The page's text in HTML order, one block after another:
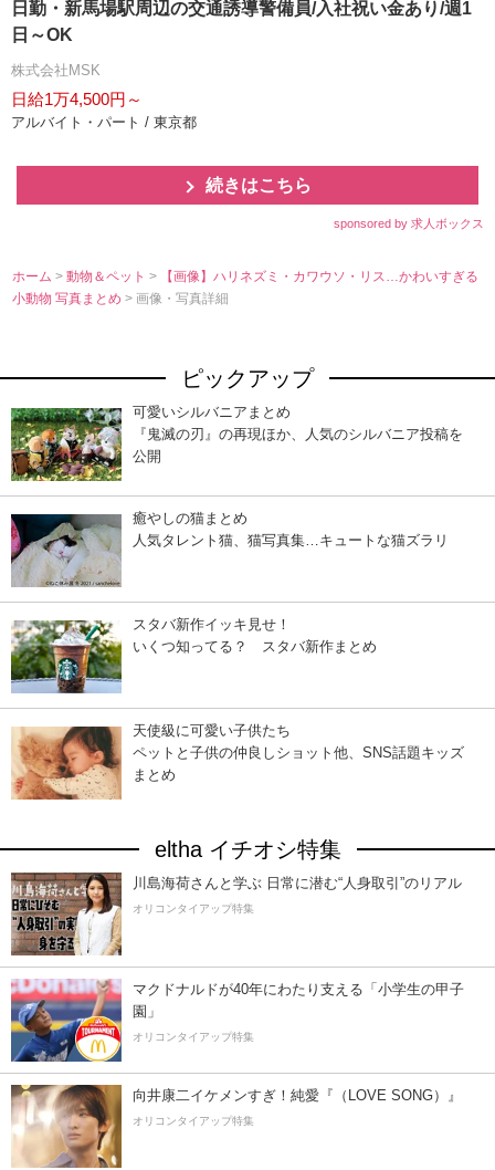
日勤・新馬場駅周辺の交通誘導警備員/入社祝い金あり/週1
日～OK
株式会社MSK
日給1万4,500円～
アルバイト・パート / 東京都
続きはこちら
sponsored by 求人ボックス
ホーム >動物＆ペット>
【画像】ハリネズミ・カワウソ・リス…かわいすぎる
小動物 写真まとめ> 画像・写真詳細
ピックアップ
可愛いシルバニアまとめ
『鬼滅の刃』の再現ほか、人気のシルバニア投稿を
公開
癒やしの猫まとめ
人気タレント猫、猫写真集…キュートな猫ズラリ
スタバ新作イッキ見せ！
いくつ知ってる？ スタバ新作まとめ
天使級に可愛い子供たち
ペットと子供の仲良しショット他、SNS話題キッズ
まとめ
eltha イチオシ特集
川島海荷さんと学ぶ 日常に潜む“人身取引”のリアル
オリコンタイアップ特集
マクドナルドが40年にわたり支える「小学生の甲子
園」
オリコンタイアップ特集
向井康二イケメンすぎ！純愛『（LOVE SONG）』
オリコンタイアップ特集